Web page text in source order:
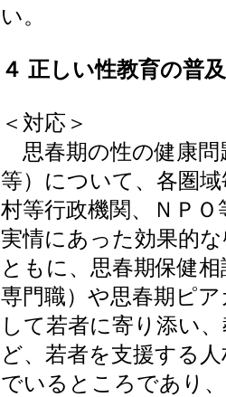
い。
４ 正しい性教育の普
＜対応＞
思春期の性の健康問
等）について、各圏
村等行政機関、ＮＰ
実情にあった効果的
ともに、思春期保健
専門職）や思春期ピ
して若者に寄り添い
ど、若者を支援する
でいるところであり